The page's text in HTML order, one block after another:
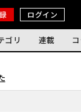
ログイン
ゴリ 連載